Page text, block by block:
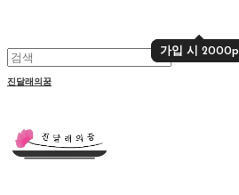
가입 시 2000p
가입 시 2000p
진달래의꿈